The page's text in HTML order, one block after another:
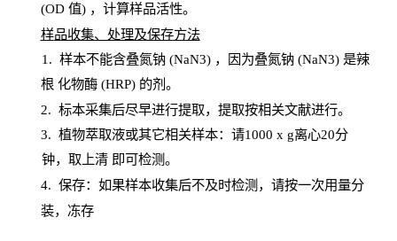
(OD 值) ，计算样品活性。
样品收集、处理及保存方法
1 . 样本不能含叠氮钠(NaN3) ，因为叠氮钠 (NaN3) 是辣
根 化物酶(HRP) 的剂。
2. 标本采集后尽早进行提取，提取按相关文献进行。
3. 植物萃取液或其它相关样本：请1000 x g离心20分
钟，取上清 即可检测。
4. 保存：如果样本收集后不及时检测，请按一次用量分
装，冻存